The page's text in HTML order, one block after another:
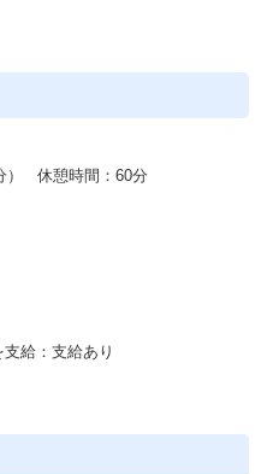
） 休憩時間：60分
給：支給あり